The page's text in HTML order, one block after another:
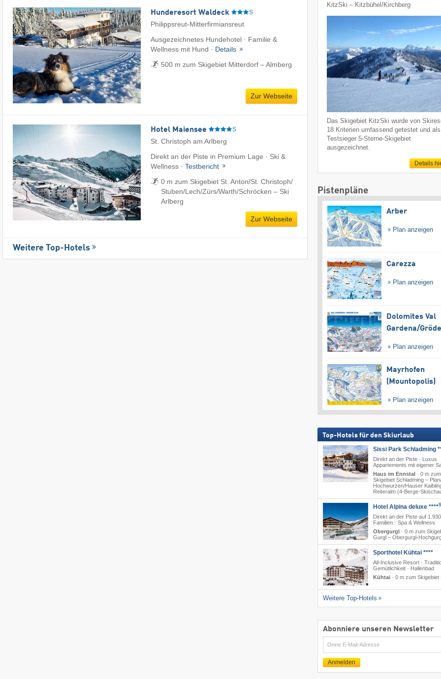
Hunderesort Waldeck S
Philippsreut-Mitterfirmiansreut
Ausgezeichnetes Hundehotel · Familie &
Wellness mit Hund · Details
500 m zum Skigebiet Mitterdorf – Almberg
Zur Webseite
Hotel Maiensee S
St. Christoph am Arlberg
Direkt an der Piste in Premium Lage · Ski &
Wellness · Testbericht
0 m zum Skigebiet St. Anton/​St. Christoph/​
Stuben/​Lech/​Zürs/​Warth/​Schröcken – Ski
Arlberg
Zur Webseite
Weitere Top-Hotels
KitzSki – Kitzbühel/​Kirchberg
Das Skigebiet KitzSki wurde von
18 Kriterien umfassend getestet und als
Testsieger 5-Sterne-Skigebiet
ausgezeichnet.
Details
Pistenpläne
Arber
Plan anzeigen
Carezza
Plan anzeigen
Dolomites Val
Gardena/​
Plan anzeigen
Mayrhofen
(Mountopolis)
Plan anzeigen
Top-Hotels für den Skiurlaub
Sissi Park Schladming
Direkt an der Piste · Luxus
Appartements mit eigener
Haus im Ennstal· 0 m zum
Skigebiet Schladming –
Hochwurzen/​Hauser
Reiteralm (4-Berge-
Hotel Alpina deluxe ****S
Direkt an der Piste auf 1.930
Familien · Spa & Wellness
Obergurgl· 0 m zum
Gurgl – Obergurgl-
Sporthotel Kühtai ****
All-Inclusive Resort ·
Gemütlichkeit · Hallenbad
Kühtai· 0 m zum Skigebiet
Weitere Top-Hotels
Abonniere unseren Newsletter
E-
Mail
Anmelden